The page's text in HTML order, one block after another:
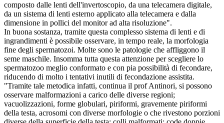
composto dalle lenti dell'invertoscopio, da una telecamera digitale,
da un sistema di lenti esterno applicato alla telecamera e dalla
dimensione in pollici del monitor ad alta risoluzione".
In buona sostanza, tramite questa complesso sistema di lenti e di
ingrandimenti è possibile osservare, in tempo reale, la morfologia
fine degli spermatozoi. Molte sono le patologie che affliggono il
seme maschile. Insomma tutta questa attenzione per scegliere lo
spermatozoo meglio conformato e con pia possibilità di fecondare,
riducendo di molto i tentativi inutili di fecondazione assistita.
"Tramite tale metodica infatti, continua il prof Antinori, si possono
osservare malformazioni a carico delle diverse regioni;
vacuolizzazioni, forme globulari, piriformi, gravemente piriformi
della testa, acrosomi con diverse morfologie o che rivestono porzioni